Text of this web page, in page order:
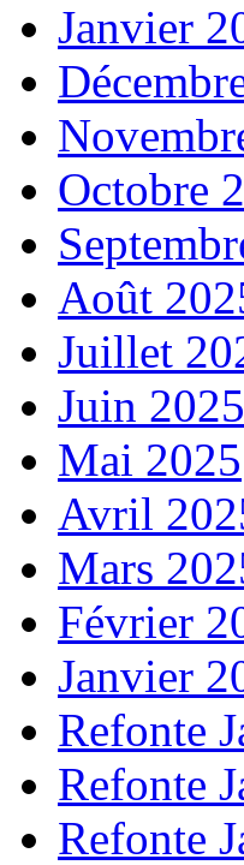
Janvier
Octobre
Août
Juillet
Juin 2025
Mai 2025
Avril
Mars
Février
Janvier
Refonte
Refonte
Refonte